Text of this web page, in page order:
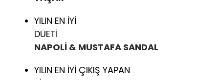
YILIN EN İYİ
NAPOLİ & MUSTAFA SANDAL
YILIN EN İYİ ÇIKIŞ YAPAN